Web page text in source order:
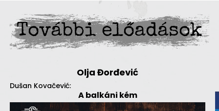
További előadások
Olja Đorđević
Dušan Kovačević:
A balkáni kém